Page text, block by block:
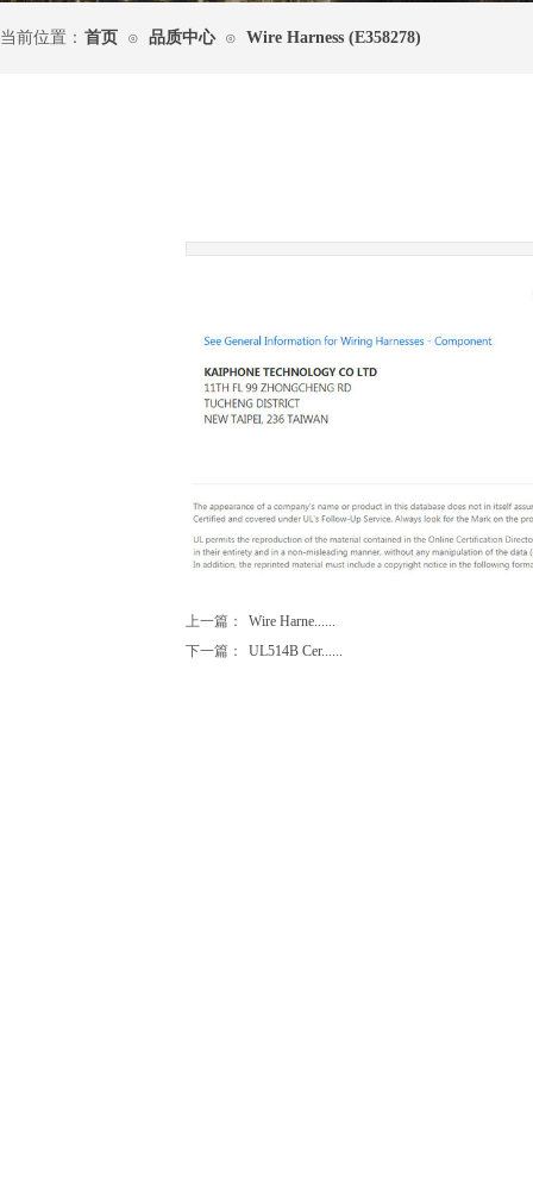
当前位置： 首页 ⊙ 品质中心 ⊙ Wire Harness (E358278)
上一篇：
Wire Harne......
下一篇：
UL514B Cer......